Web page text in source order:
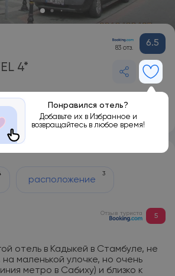
83 отз. 6.5
4*
Понравился отель?
Добавьте их в Избранное и
возвращайтесь в любое время!
расположение
3
Отзыв туриста 5
отель в Кадыкей в Стамбуле, не
маленькой улочке, но очень
метро в Сабиху) и близко к